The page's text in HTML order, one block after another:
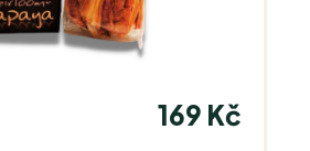
169 Kč